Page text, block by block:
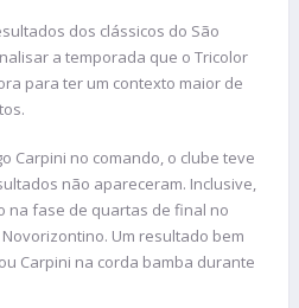
dos clássicos do São
a temporada que o Tricolor
para ter um contexto maior de
Carpini no comando, o clube teve
não apareceram. Inclusive,
na fase de quartas de final no
Um resultado bem
Carpini na corda bamba durante